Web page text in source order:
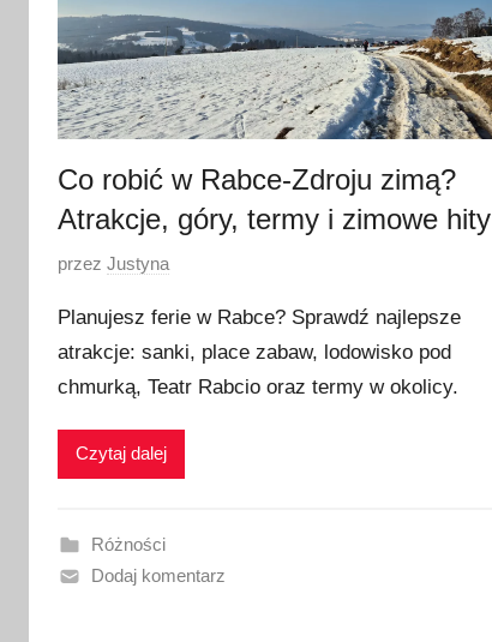
Co robić w Rabce-Zdroju zimą?
Atrakcje, góry, termy i zimowe hity
O
u
b
l
o
a
n
przez Justyna
Planujesz ferie w Rabce? Sprawdź najlepsze
atrakcje: sanki, place zabaw, lodowisko pod
chmurką, Teatr Rabcio oraz termy w okolicy.
Czytaj dalej
Różności
Dodaj komentarz